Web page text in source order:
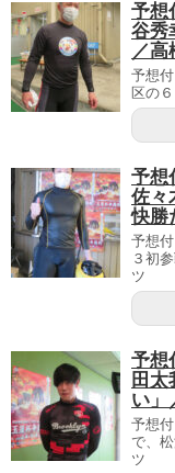
予想
谷秀
／高
予想
区の
予想
佐々
快勝
予想
３初
ツ
予想
田
い」
予想
で、
ツ